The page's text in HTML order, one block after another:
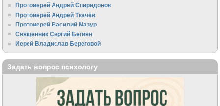
Протоиерей Андрей Спиридонов
Протоиерей Андрей Ткачёв
Протоиерей Василий Мазур
Священник Сергий Бегиян
Иерей Владислав Береговой
Задать вопрос психологу